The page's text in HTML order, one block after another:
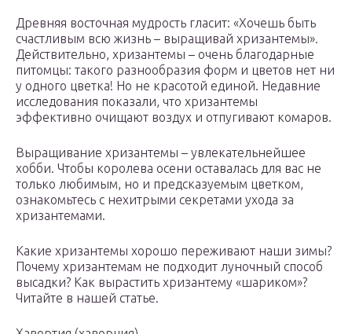
Древняя восточная мудрость гласит: «Хочешь быть
счастливым всю жизнь – выращивай хризантемы».
Действительно, хризантемы – очень благодарные
питомцы: такого разнообразия форм и цветов нет ни
у одного цветка! Но не красотой единой. Недавние
исследования показали, что хризантемы
эффективно очищают воздух и отпугивают комаров.
Выращивание хризантемы – увлекательнейшее
хобби. Чтобы королева осени оставалась для вас не
только любимым, но и предсказуемым цветком,
ознакомьтесь с нехитрыми секретами ухода за
хризантемами.
Какие хризантемы хорошо переживают наши зимы?
Почему хризантемам не подходит луночный способ
высадки? Как вырастить хризантему «шариком»?
Читайте в нашей статье.